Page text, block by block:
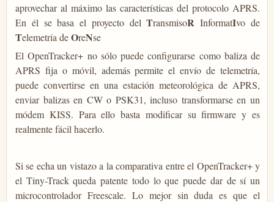
aprovechar al máximo las características del protocolo APRS.
En él se basa el proyecto delTransmisoRInformatIvo de
Telemetría deOreNse
El OpenTracker+ no sólo puede configurarse como baliza de
APRS fija o móvil, además permite el envío de telemetría,
puede convertirse en una estación meteorológica de APRS,
enviar balizas en CW o PSK31, incluso transformarse en un
módem KISS. Para ello basta modificar su firmware y es
realmente fácil hacerlo.
Si se echa un vistazo a la comparativa entre el OpenTracker+ y
el Tiny-Track queda patente todo lo que puede dar de sí un
microcontrolador Freescale. Lo mejor sin duda es que el